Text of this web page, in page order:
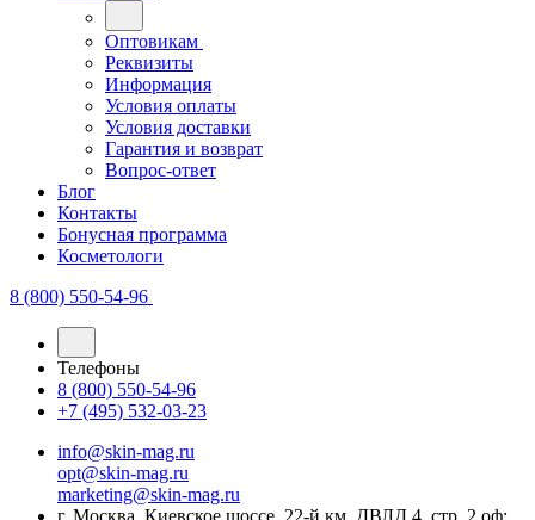
Оптовикам
Реквизиты
Информация
Условия оплаты
Условия доставки
Гарантия и возврат
Вопрос-ответ
Блог
Контакты
Бонусная программа
Косметологи
8 (800) 550-54-96
Телефоны
8 (800) 550-54-96
+7 (495) 532-03-23
info@skin-mag.ru
opt@skin-mag.ru
marketing@skin-mag.ru
г. Москва, Киевское шоссе, 22-й км, ДВЛД 4, стр. 2 оф: